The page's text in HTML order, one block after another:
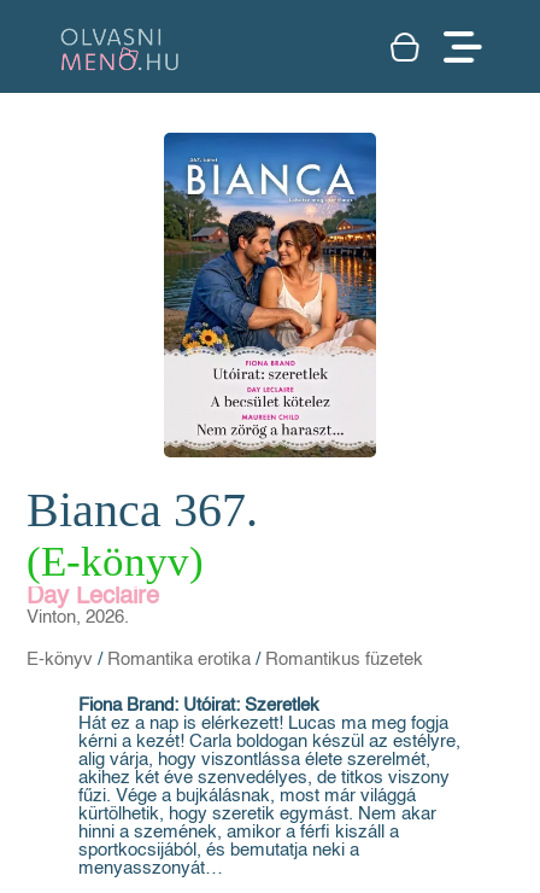
Bianca 367.
(E-könyv)
Day Leclaire
Vinton, 2026.
E-könyv / Romantika erotika / Romantikus füzetek
Fiona Brand: Utóirat: Szeretlek
Hát ez a nap is elérkezett! Lucas ma meg fogja
kérni a kezét! Carla boldogan készül az estélyre,
alig várja, hogy viszontlássa élete szerelmét,
akihez két éve szenvedélyes, de titkos viszony
fűzi. Vége a bujkálásnak, most már világgá
kürtölhetik, hogy szeretik egymást. Nem akar
hinni a szemének, amikor a férfi kiszáll a
sportkocsijából, és bemutatja neki a
menyasszonyát…